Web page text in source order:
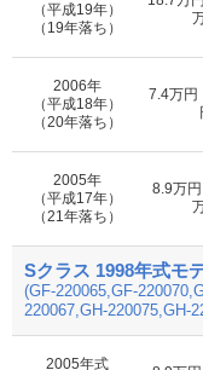
（平成19年）
（19年落ち）
2006年
（平成18年）
（20年落ち）
7.4万円
2005年
（平成17年）
（21年落ち）
8.9万
Sクラス 1998年式モ
(GF-220065,GF-
220067,GH-220075,GH-
2005年式